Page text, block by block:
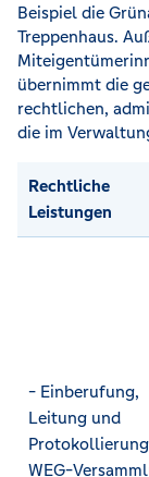
Beispiel die
Treppenhaus.
übernimmt die
rechtlichen,
die im
Rechtliche
Leistungen
- Einberufung,
Leitung und
WEG-